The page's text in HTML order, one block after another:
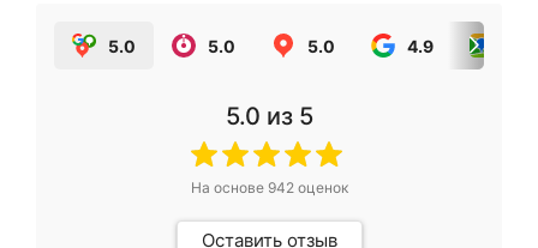
5.0 5.0 5.0 4.9
5.0 из 5
На основе 942оценок
Оставить отзыв